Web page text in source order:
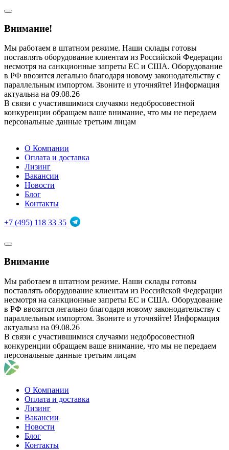
Внимание!
Мы работаем в штатном режиме. Наши склады готовы
поставлять оборудование клиентам из Российской Федерации
несмотря на санкционные запреты ЕС и США. Оборудование
в РФ ввозится легально благодаря новому законодательству с
параллельным импортом. Звоните и уточняйте! Информация
актуальна на 09.08.26
В связи с участившимися случаями недобросовестной
конкуренции обращаем ваше внимание, что мы не передаем
персональные данные третьим лицам
О Компании
Оплата и доставка
Лизинг
Вакансии
Новости
Блог
Контакты
+7 (495) 118 33 35
Внимание
Мы работаем в штатном режиме. Наши склады готовы
поставлять оборудование клиентам из Российской Федерации
несмотря на санкционные запреты ЕС и США. Оборудование
в РФ ввозится легально благодаря новому законодательству с
параллельным импортом. Звоните и уточняйте! Информация
актуальна на 09.08.26
В связи с участившимися случаями недобросовестной
конкуренции обращаем ваше внимание, что мы не передаем
персональные данные третьим лицам
О Компании
Оплата и доставка
Лизинг
Вакансии
Новости
Блог
Контакты